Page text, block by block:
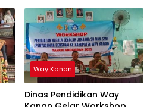
Way Kanan
Dinas Pendidikan Way